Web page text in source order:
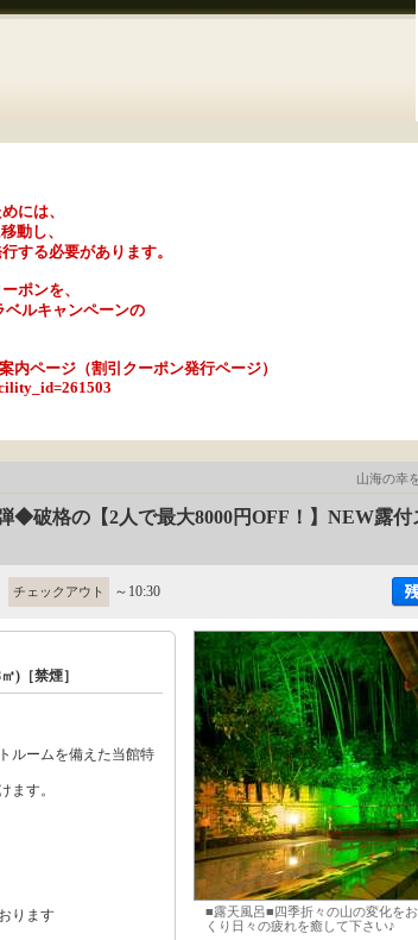
には、
動し、
する必要があります。
ポンを、
ベルキャンペーンの
内ページ（割引クーポン発行ページ）
山海の幸
破格の【2人で最大8000円OFF！】NEW露付
チェックアウト ～10:30
)［禁煙］
ルームを備えた当館特
ます。
ります
■露天風呂■四季折々の山の変化を
くり日々の疲れを癒して下さい♪